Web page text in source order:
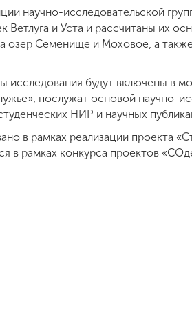
научно-исследовательской
Ветлуга и Уста и рассчитаны их
озер Семенище и Моховое, а
исследования будут включены в
послужат основой научно-
НИР и научных
в рамках реализации проекта
в рамках конкурса проектов